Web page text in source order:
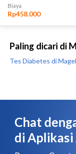
Paling dicari di
Tes Diabetes di